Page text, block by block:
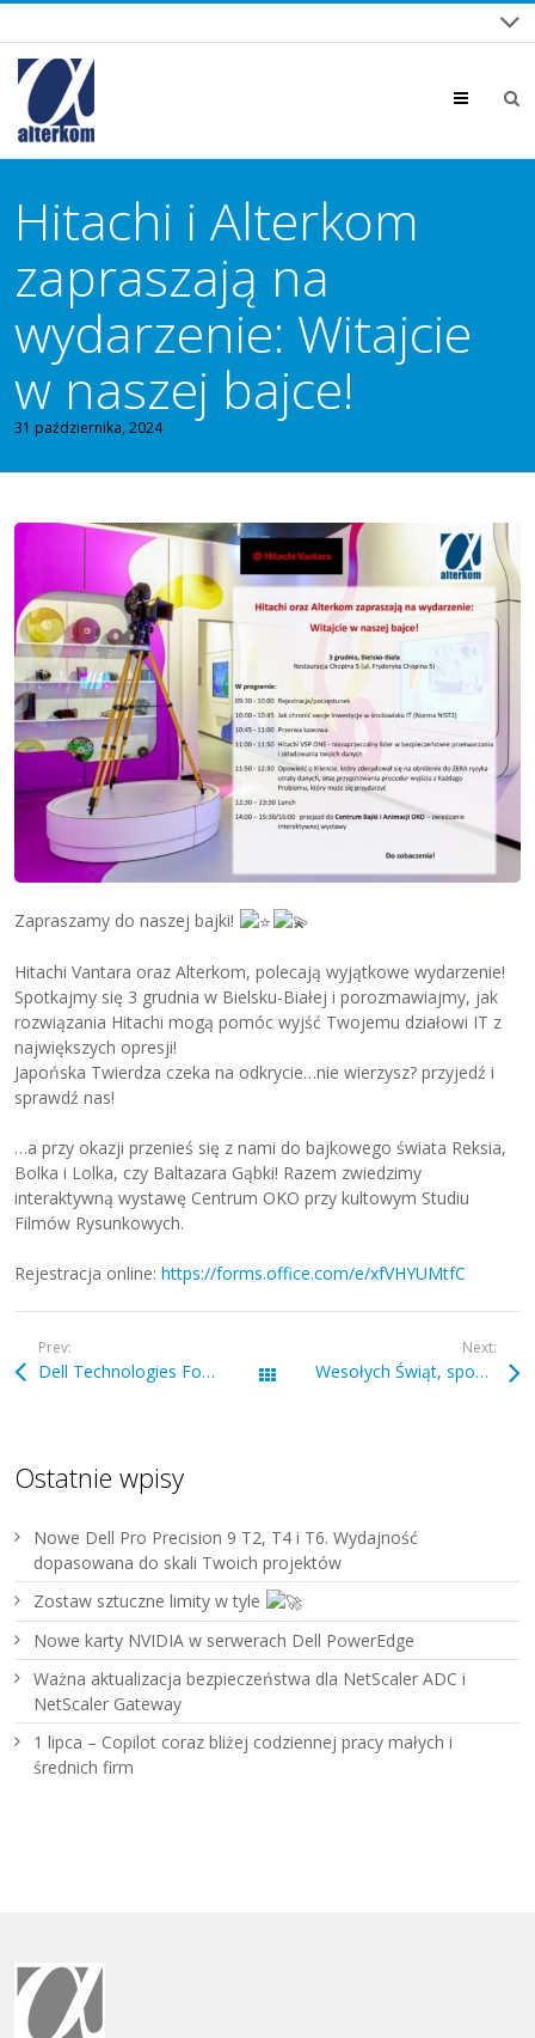
Menu
Hitachi i Alterkom
zapraszają na
wydarzenie: Witajcie
w naszej bajce!
31 października, 2024
Zapraszamy do naszej bajki!
Hitachi Vantara oraz Alterkom, polecają wyjątkowe wydarzenie!
Spotkajmy się 3 grudnia w Bielsku-Białej i porozmawiajmy, jak
rozwiązania Hitachi mogą pomóc wyjść Twojemu działowi IT z
największych opresji!
Japońska Twierdza czeka na odkrycie…nie wierzysz? przyjedź i
sprawdź nas!
…a przy okazji przenieś się z nami do bajkowego świata Reksia,
Bolka i Lolka, czy Baltazara Gąbki! Razem zwiedzimy
interaktywną wystawę Centrum OKO przy kultowym Studiu
Filmów Rysunkowych.
Rejestracja online:https://forms.office.com/e/xfVHYUMtfC
Prev:
Dell Technologies Forum 2024 Wszystkie wpisy
Next:
Wesołych Świąt, spokoju i radości w gronie najbliższych
Ostatnie wpisy
Nowe Dell Pro Precision 9 T2, T4 i T6. Wydajność
dopasowana do skali Twoich projektów
Zostaw sztuczne limity w tyle
Nowe karty NVIDIA w serwerach Dell PowerEdge
Ważna aktualizacja bezpieczeństwa dla NetScaler ADC i
NetScaler Gateway
1 lipca – Copilot coraz bliżej codziennej pracy małych i
średnich firm